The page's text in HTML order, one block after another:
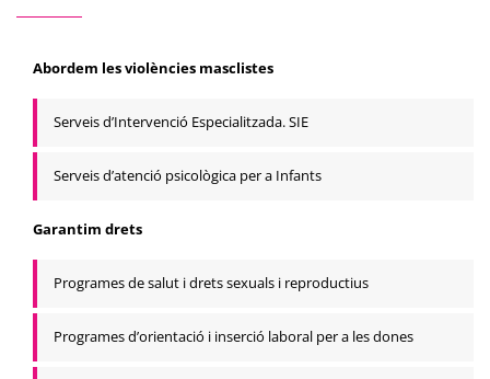
Abordem les violències masclistes
Serveis d’Intervenció Especialitzada. SIE
Serveis d’atenció psicològica per a Infants
Garantim drets
Programes de salut i drets sexuals i reproductius
Programes d’orientació i inserció laboral per a les dones